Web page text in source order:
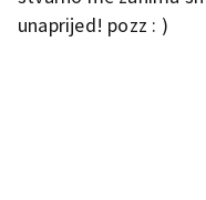
unaprijed! pozz : )